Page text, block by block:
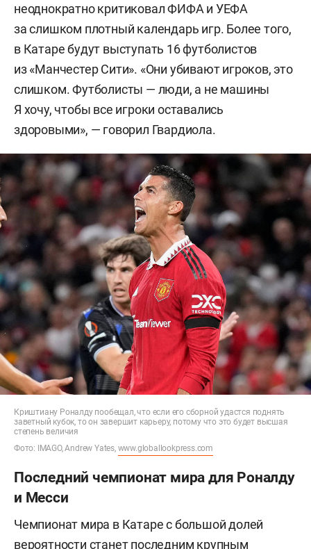
неоднократно критиковал ФИФА и УЕФА
за слишком плотный календарь игр. Более того,
в Катаре будут выступать 16 футболистов
из «Манчестер Сити». «Они убивают игроков, это
слишком. Футболисты — люди, а не машины
Я хочу, чтобы все игроки оставались
здоровыми», — говорил Гвардиола.
Криштиану Роналду пообещал, что если его сборной удастся поднять
заветный кубок, то он завершит карьеру, потому что это будет высшая
степень величия
Фото: IMAGO, Andrew Yates, www.globallookpress.com
Последний чемпионат мира для Роналду
и Месси
Чемпионат мира в Катаре с большой долей
вероятности станет последним крупным